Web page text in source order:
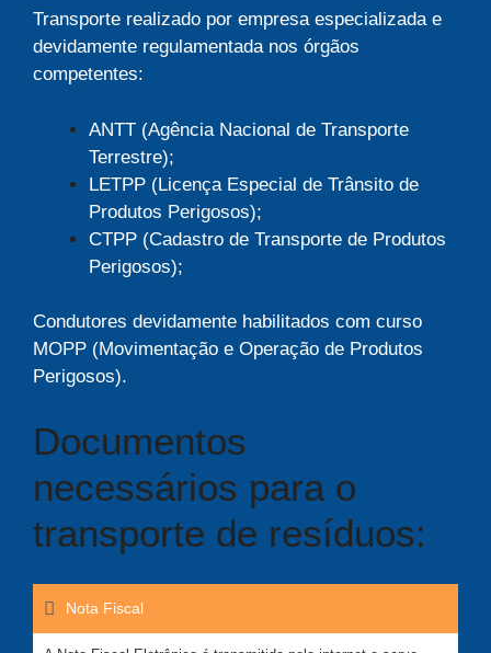
Transporte realizado por empresa especializada e
devidamente regulamentada nos órgãos
competentes:
ANTT (Agência Nacional de Transporte
Terrestre);
LETPP (Licença Especial de Trânsito de
Produtos Perigosos);
CTPP (Cadastro de Transporte de Produtos
Perigosos);
Condutores devidamente habilitados com curso
MOPP (Movimentação e Operação de Produtos
Perigosos).
Documentos
necessários para o
transporte de resíduos:
Nota Fiscal